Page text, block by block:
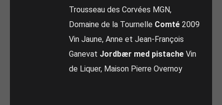
Trousseau des Corvées MGN,
Domaine de la Tournelle Comté 2009
Vin Jaune, Anne et Jean-François
Ganevat Jordbær med pistache Vin
de Liquer, Maison Pierre Overnoy